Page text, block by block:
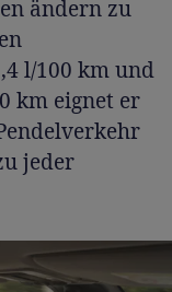
ändern zu
l/100 km und
km eignet er
jeder